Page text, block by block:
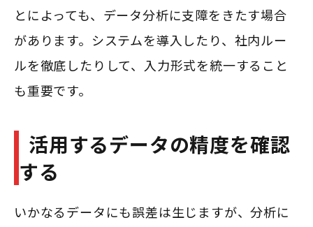
とによっても、データ分析に支障をきたす場合
があります。システムを導入したり、社内ルー
ルを徹底したりして、入力形式を統一すること
も重要です。
活用するデータの精度を確認
する
いかなるデータにも誤差は生じますが、分析に